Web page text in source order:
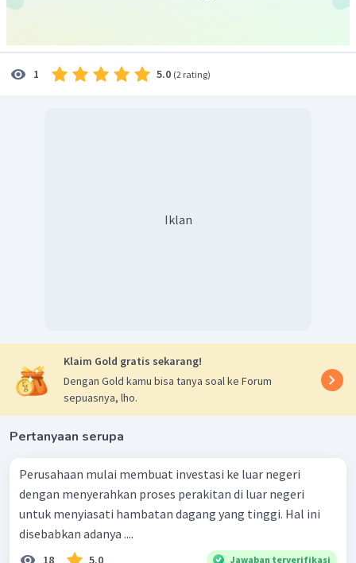
1 5.0 (2 rating)
Iklan
Klaim Gold gratis sekarang!
Dengan Gold kamu bisa tanya soal ke Forum
sepuasnya, lho.
Pertanyaan serupa
Perusahaan mulai membuat investasi ke luar negeri
dengan menyerahkan proses perakitan di luar negeri
untuk menyiasati hambatan dagang yang tinggi. Hal ini
disebabkan adanya ....
18 5.0 Jawaban terverifikasi